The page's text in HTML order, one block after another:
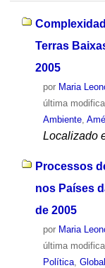
Terras
2005
por Maria
última
Ambiente,
Localizado
Processos
nos Países
de 2005
por Maria
última
Política,